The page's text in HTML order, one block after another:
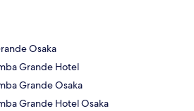
Osaka
Grande Hotel
Grande Osaka
Grande Hotel Osaka